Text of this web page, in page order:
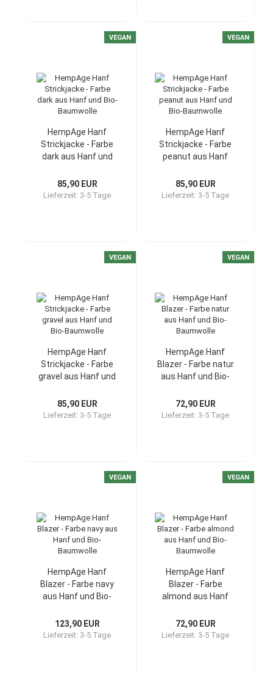
VEGAN
HempAge Hanf
Strickjacke - Farbe
dark aus Hanf und
85,90 EUR
Lieferzeit: 3-5 Tage
VEGAN
HempAge Hanf
Strickjacke - Farbe
peanut aus Hanf
85,90 EUR
Lieferzeit: 3-5 Tage
VEGAN
HempAge Hanf
Strickjacke - Farbe
gravel aus Hanf und
85,90 EUR
Lieferzeit: 3-5 Tage
VEGAN
HempAge Hanf
Blazer - Farbe natur
aus Hanf und Bio-
72,90 EUR
Lieferzeit: 3-5 Tage
VEGAN
HempAge Hanf
Blazer - Farbe navy
aus Hanf und Bio-
123,90 EUR
Lieferzeit: 3-5 Tage
VEGAN
HempAge Hanf
Blazer - Farbe
almond aus Hanf
72,90 EUR
Lieferzeit: 3-5 Tage